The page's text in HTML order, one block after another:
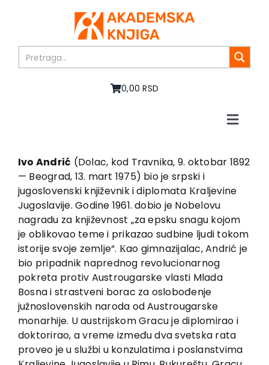
0,00 RSD
Toggle
O nama
Knjige
U pripremi
Akcija
Autori
Vesti
EU PROJEKTI
Kontakt
Ivo Andrić (Dolac, kod Travnika, 9. oktobar 1892
— Beograd, 13. mart 1975) bio je srpski i
jugoslovenski književnik i diplomata Кraljevine
Jugoslavije. Godine 1961. dobio je Nobelovu
nagradu za književnost „za epsku snagu kojom
je oblikovao teme i prikazao sudbine ljudi tokom
istorije svoje zemlje“. Кao gimnazijalac, Andrić je
bio pripadnik naprednog revolucionarnog
pokreta protiv Austrougarske vlasti Mlada
Bosna i strastveni borac za oslobođenje
južnoslovenskih naroda od Austrougarske
monarhije. U austrijskom Gracu je diplomirao i
doktorirao, a vreme između dva svetska rata
proveo je u službi u konzulatima i poslanstvima